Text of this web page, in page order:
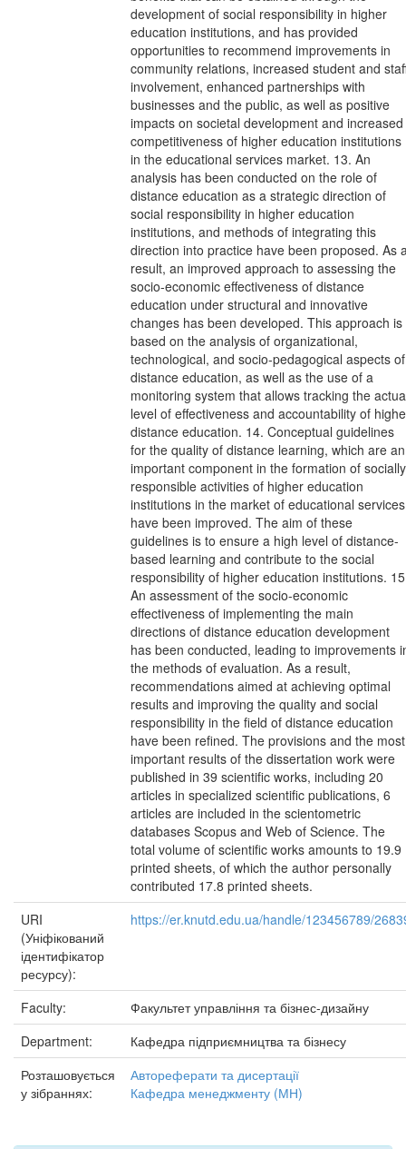
URI
(Уніфікований
ідентифікатор
ресурсу):
https://er.knutd.edu.ua/handle/123456789/
Faculty:
Факультет управління та бізнес-дизайну
Department:
Кафедра підприємництва та бізнесу
Розташовується
у зібраннях:
Автореферати та дисертації
Кафедра менеджменту (МН)